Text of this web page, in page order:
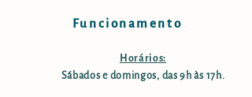
Funcionamento
Horários:
Sábados e domingos, das 9h às 17h.